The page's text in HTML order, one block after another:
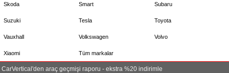
Skoda Smart Subaru
Suzuki Tesla Toyota
Vauxhall Volkswagen Volvo
Xiaomi Tüm markalar
CarVertical'den araç geçmişi raporu - ekstra %20 indirimle